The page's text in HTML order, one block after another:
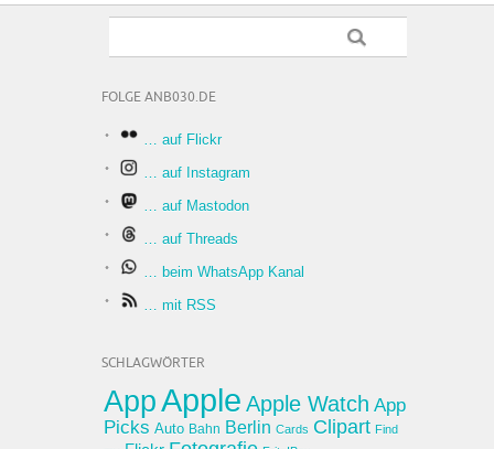
FOLGE ANB030.DE
… auf Flickr
… auf Instagram
… auf Mastodon
… auf Threads
… beim WhatsApp Kanal
… mit RSS
SCHLAGWÖRTER
AppApple Apple Watch App
Picks Auto Bahn Berlin Cards Clipart Find